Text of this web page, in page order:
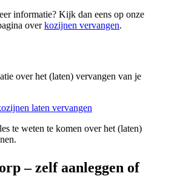
informatie? Kijk dan eens op onze
overkozijnen vervangen.
over het (laten) vervangen van je
laten vervangen
te weten te komen over het (laten)
– zelf aanleggen of